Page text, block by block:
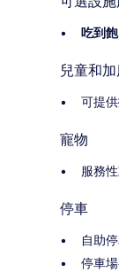
吃到
兒童和
可提供
寵物
服務
停車
自助
停車